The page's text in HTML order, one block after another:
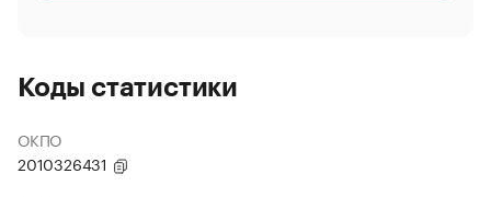
Коды статистики
ОКПО
2010326431